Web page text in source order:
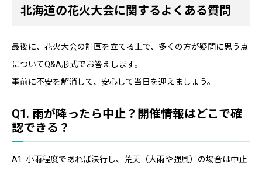
北海道の花火大会に関するよくある質問
最後に、花火大会の計画を立てる上で、多くの方が疑問に思う点
についてQ&A形式でお答えします。
事前に不安を解消して、安心して当日を迎えましょう。
Q1. 雨が降ったら中止？開催情報はどこで確
認できる？
A1. 小雨程度であれば決行し、荒天（大雨や強風）の場合は中止